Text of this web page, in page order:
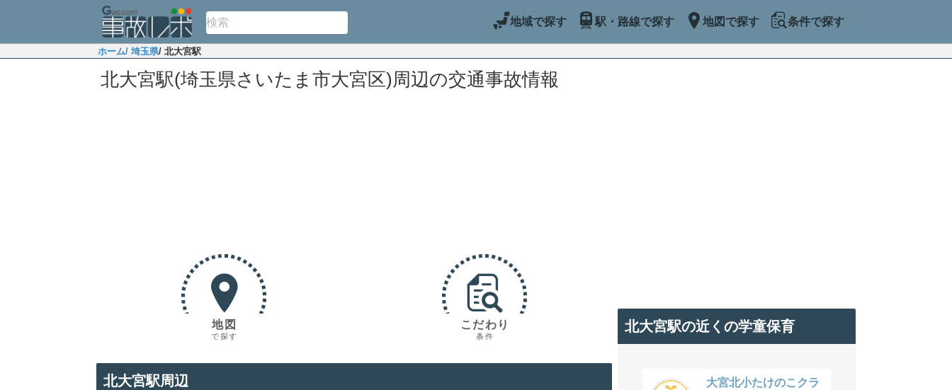
地域で探す 駅・路線で探す 地図で探す 条件で探す
ホーム/ 埼玉県/ 北大宮駅
北大宮駅(埼玉県さいたま市大宮区)周辺の交通事故情報
地図
で探す
こだわり
条件
北大宮駅周辺
北大宮駅の近くの学童保育
大宮北小たけのこクラ